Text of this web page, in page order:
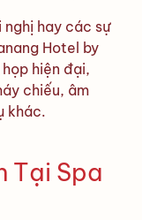
hay các sự
Hotel by
hiện đại,
chiếu, âm
khác.
Tại Spa